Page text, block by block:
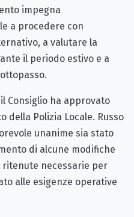
impegna
a procedere con
a valutare la
il periodo estivo e a
Consiglio ha approvato
della Polizia Locale. Russo
unanime sia stato
di alcune modifiche
necessarie per
alle esigenze operative